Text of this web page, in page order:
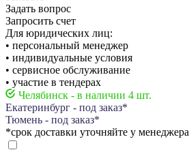
Задать вопрос
Запросить счет
Для юридических лиц:
• персональный менеджер
• индивидуальные условия
• сервисное обслуживание
• участие в тендерах
Челябинск - в наличии 4 шт.
Екатеринбург - под заказ*
Тюмень - под заказ*
*срок доставки уточняйте у менеджера